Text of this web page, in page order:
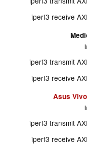
iperf3 receive
iperf3 transmit
iperf3 receive
Asus
iperf3 transmit
iperf3 receive